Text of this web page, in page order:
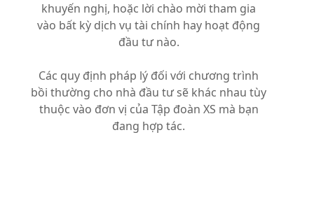
khuyến nghị, hoặc lời chào mời tham gia
vào bất kỳ dịch vụ tài chính hay hoạt động
đầu tư nào.
Các quy định pháp lý đối với chương trình
bồi thường cho nhà đầu tư sẽ khác nhau tùy
thuộc vào đơn vị của Tập đoàn XS mà bạn
đang hợp tác.